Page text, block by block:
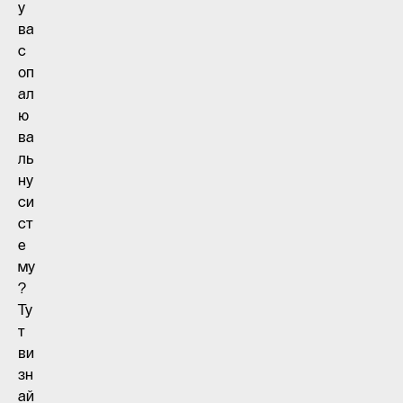
у
ва
с
оп
ал
ю
ва
ль
ну
си
ст
е
му
?
Ту
т
ви
зн
ай